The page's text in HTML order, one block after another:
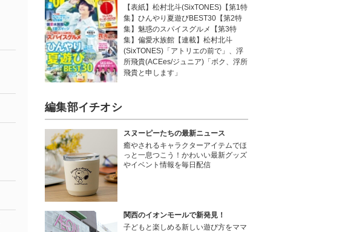
【表紙】松村北斗(SixTONES)【第1特
集】ひんやり夏遊びBEST30【第2特
集】魅惑のスパイスグルメ【第3特
集】偏愛水族館【連載】松村北斗
(SixTONES)「アトリエの前で」、浮
所飛貴(ACEes/ジュニア)「ボク、浮所
飛貴と申します」
編集部イチオシ
スヌーピーたちの最新ニュース
癒やされるキャラクターアイテムでほ
っと一息つこう！かわいい最新グッズ
やイベント情報を毎日配信
関西のイオンモールで新発見！
子どもと楽しめる新しい遊び方をママ